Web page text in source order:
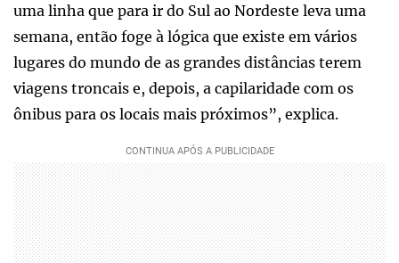
uma linha que para ir do Sul ao Nordeste leva uma
semana, então foge à lógica que existe em vários
lugares do mundo de as grandes distâncias terem
viagens troncais e, depois, a capilaridade com os
ônibus para os locais mais próximos”, explica.